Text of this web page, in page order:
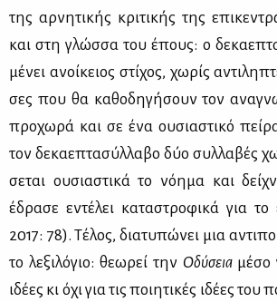
της αρ­νη­τι­κής κρι­τι­κής της
και στη γλώσ­σα του έπους: ο
μέ­νει ανοί­κειος στί­χος, χω­ρίς
σες που θα κα­θο­δη­γή­σουν τον
προ­χω­ρά και σε ένα ου­σια­στι­κό
τον δε­κα­ε­πτα­σύλ­λα­βο δύο συλ­λα­βές
σε­ται ου­σια­στι­κά το νό­η­μα και
έδρα­σε εντέ­λει κα­τα­στρο­φι­κά για
2017: 78). Τέ­λος, δια­τυ­πώ­νει μια
το λε­ξι­λό­γιο: θε­ω­ρεί την Οδύ­σειαμέ­σο
ιδέ­ες κι όχι για τις ποι­η­τι­κές ιδέ­ες του